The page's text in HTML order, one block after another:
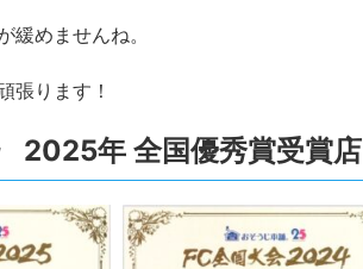
緩めませんね。
張ります！
2025年 全国優秀賞受賞店